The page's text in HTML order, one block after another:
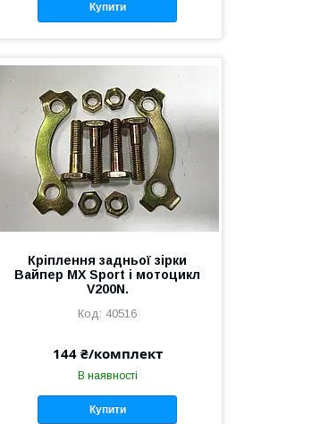
Купити
Кріплення задньої зірки
Вайпер MX Sport і мотоцикл
V200N.
40516
144 ₴/комплект
В наявності
Купити